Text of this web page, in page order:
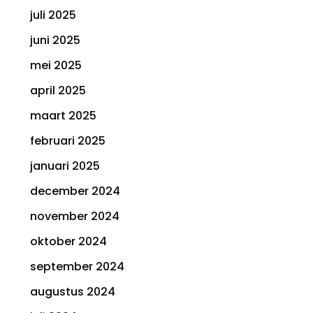
juli 2025
juni 2025
mei 2025
april 2025
maart 2025
februari 2025
januari 2025
december 2024
november 2024
oktober 2024
september 2024
augustus 2024